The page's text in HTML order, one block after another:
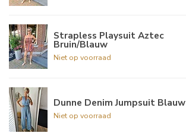
Strapless Playsuit Aztec
Bruin/Blauw
Niet op voorraad
Dunne Denim Jumpsuit Blauw
Niet op voorraad